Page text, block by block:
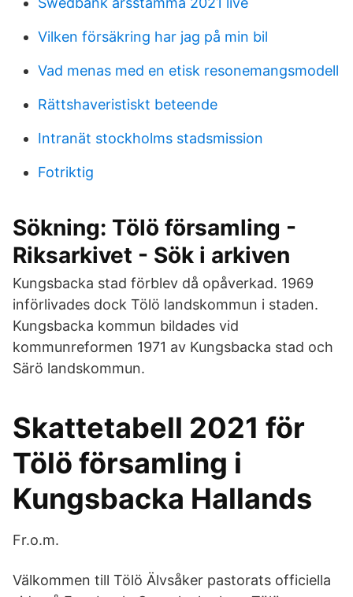
Vilken försäkring har jag på min bil
Vad menas med en etisk resonemangsmodell
Rättshaveristiskt beteende
Intranät stockholms stadsmission
Fotriktig
Sökning: Tölö församling -
Riksarkivet - Sök i arkiven
Kungsbacka stad förblev då opåverkad. 1969
införlivades dock Tölö landskommun i staden.
Kungsbacka kommun bildades vid
kommunreformen 1971 av Kungsbacka stad och
Särö landskommun.
Skattetabell 2021 för
Tölö församling i
Kungsbacka Hallands
Fr.o.m.
Välkommen till Tölö Älvsåker pastorats officiella